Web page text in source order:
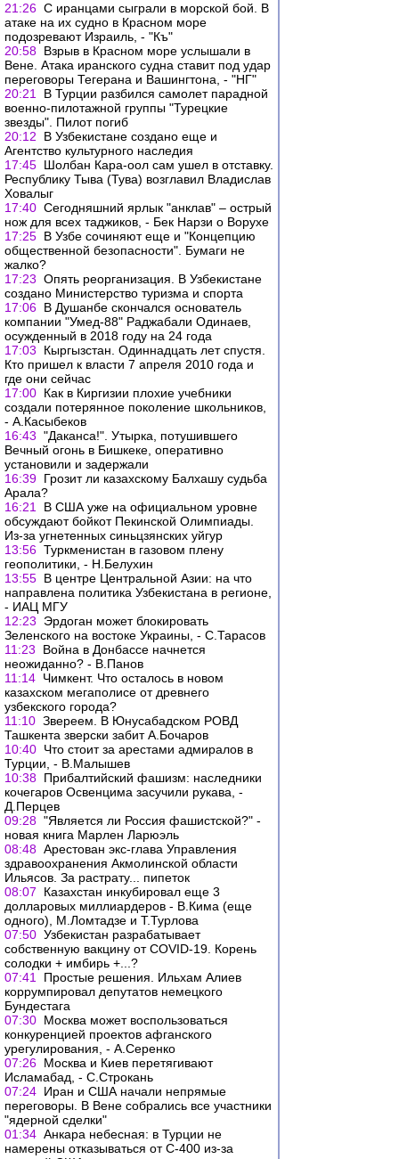
21:26 С иранцами сыграли в морской бой. В
атаке на их судно в Красном море
подозревают Израиль, - "Къ"
20:58 Взрыв в Красном море услышали в
Вене. Атака иранского судна ставит под удар
переговоры Тегерана и Вашингтона, - "НГ"
20:21
В Турции разбился самолет парадной
военно-пилотажной группы "Турецкие
звезды". Пилот погиб
20:12
В Узбекистане создано еще и
Агентство культурного наследия
17:45 Шолбан Кара-оол сам ушел в отставку.
Республику Тыва (Тува) возглавил Владислав
Ховалыг
17:40 Сегодняшний ярлык "анклав" – острый
нож для всех таджиков, - Бек Нарзи о Ворухе
17:25 В Узбе сочиняют еще и "Концепцию
общественной безопасности". Бумаги не
жалко?
17:23 Опять реорганизация. В Узбекистане
создано Министерство туризма и спорта
17:06 В Душанбе скончался основатель
компании "Умед-88" Раджабали Одинаев,
осужденный в 2018 году на 24 года
17:03
Кыргызстан. Одиннадцать лет спустя.
Кто пришел к власти 7 апреля 2010 года и
где они сейчас
17:00 Как в Киргизии плохие учебники
создали потерянное поколение школьников,
- А.Касыбеков
16:43 "Даканса!". Утырка, потушившего
Вечный огонь в Бишкеке, оперативно
установили и задержали
16:39 Грозит ли казахскому Балхашу судьба
Арала?
16:21
В США уже на официальном уровне
обсуждают бойкот Пекинской Олимпиады.
Из-за угнетенных синьцзянских уйгур
13:56 Туркменистан в газовом плену
геополитики, - Н.Белухин
13:55 В центре Центральной Азии: на что
направлена политика Узбекистана в регионе,
- ИАЦ МГУ
12:23
Эрдоган может блокировать
Зеленского на востоке Украины, - С.Тарасов
11:23
Война в Донбассе начнется
неожиданно? - В.Панов
11:14 Чимкент. Что осталось в новом
казахском мегаполисе от древнего
узбекского города?
11:10 Звереем. В Юнусабадском РОВД
Ташкента зверски забит А.Бочаров
10:40 Что стоит за арестами адмиралов в
Турции, - В.Малышев
10:38 Прибалтийский фашизм: наследники
кочегаров Освенцима засучили рукава, -
Д.Перцев
09:28 "Является ли Россия фашистской?" -
новая книга Марлен Ларюэль
08:48 Арестован экс-глава Управления
здравоохранения Акмолинской области
Ильясов. За растрату... пипеток
08:07
Казахстан инкубировал еще 3
долларовых миллиардеров - В.Кима (еще
одного), М.Ломтадзе и Т.Турлова
07:50 Узбекистан разрабатывает
собственную вакцину от COVID-19. Корень
солодки + имбирь +...?
07:41
Простые решения. Ильхам Алиев
коррумпировал депутатов немецкого
Бундестага
07:30 Москва может воспользоваться
конкуренцией проектов афганского
урегулирования, - А.Серенко
07:26 Москва и Киев перетягивают
Исламабад, - С.Строкань
07:24 Иран и США начали непрямые
переговоры. В Вене собрались все участники
"ядерной сделки"
01:34 Анкара небесная: в Турции не
намерены отказываться от С-400 из-за